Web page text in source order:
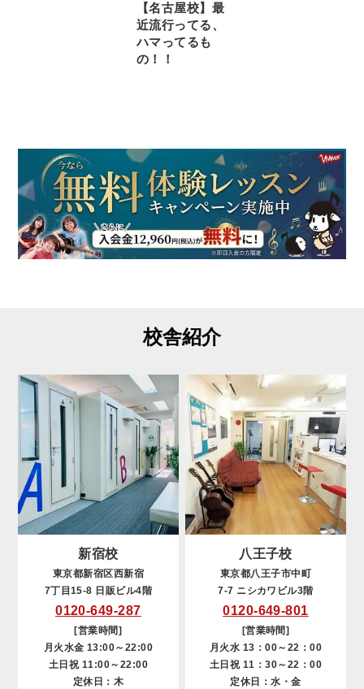
【名古屋校】最
近流行ってる、
ハマってるも
の！！
校舎紹介
新宿校
東京都新宿区西新宿
7丁目15-8 日販ビル4階
0120-649-287
[営業時間]
月火水金 13:00～22:00
土日祝 11:00～22:00
定休日：木
八王子校
東京都八王子市中町
7-7 ニシカワビル3階
0120-649-801
[営業時間]
月火水 13：00～22：00
土日祝 11：30～22：00
定休日：水・金